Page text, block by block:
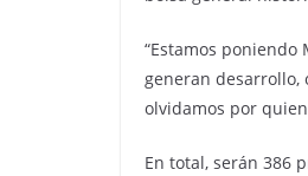
“Estamos
generan desarrollo,
olvidamos por
En total, serán 386